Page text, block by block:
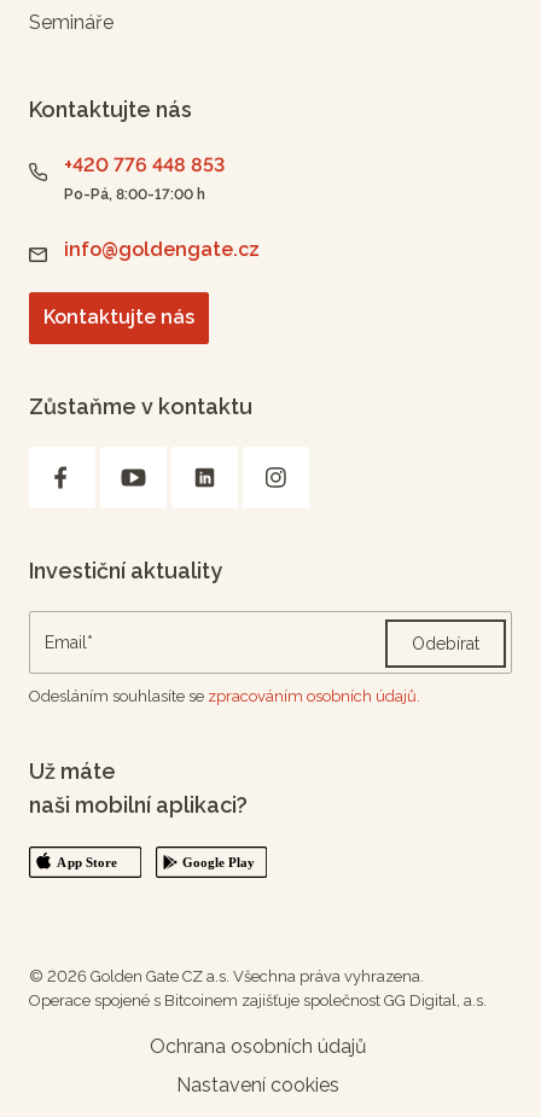
Semináře
Kontaktujte nás
+420 776 448 853
Po-Pá, 8:00-17:00 h
info@goldengate.cz
Kontaktujte nás
Zůstaňme v kontaktu
Investiční aktuality
Odebírat
Odesláním souhlasíte se zpracováním osobních údajů.
Už máte
naši mobilní aplikaci?
© 2026 Golden Gate CZ a.s. Všechna práva vyhrazena.
Operace spojené s Bitcoinem zajišťuje společnost GG Digital, a.s.
Ochrana osobních údajů
Nastavení cookies